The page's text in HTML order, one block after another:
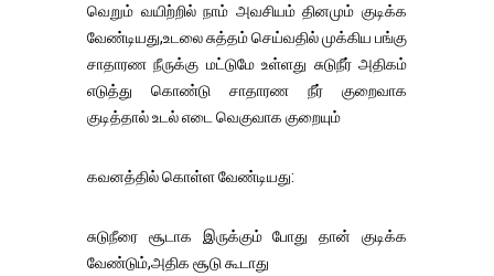
வெறும் வயிற்றில் நாம் அவசியம் தினமும் குடிக்க
வேண்டியது,உடலை சுத்தம் செய்வதில் முக்கிய பங்கு
சாதாரண நீருக்கு மட்டுமே உள்ளது சுடுநீர் அதிகம்
எடுத்து கொண்டு சாதாரண நீர் குறைவாக
குடித்தால் உடல் எடை வெகுவாக குறையும்
கவனத்தில் கொள்ள வேண்டியது:
சுடுநீரை சூடாக இருக்கும் போது தான் குடிக்க
வேண்டும்,அதிக சூடு கூடாது